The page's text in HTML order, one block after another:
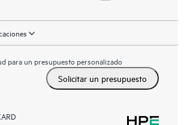
para un presupuesto personalizado
Solicitar un presupuesto